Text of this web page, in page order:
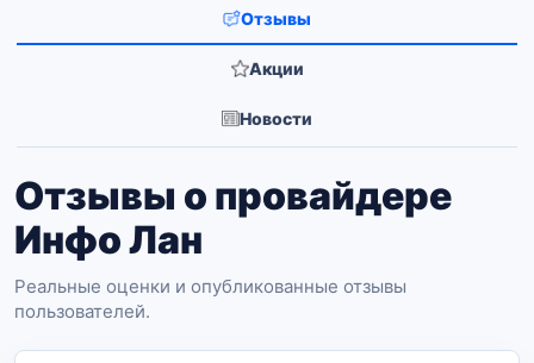
Отзывы
Акции
Новости
Отзывы о провайдере
Инфо Лан
Реальные оценки и опубликованные отзывы
пользователей.